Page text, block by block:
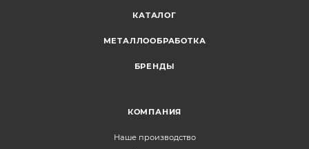
КАТАЛОГ
МЕТАЛЛООБРАБОТКА
БРЕНДЫ
КОМПАНИЯ
Наше производство